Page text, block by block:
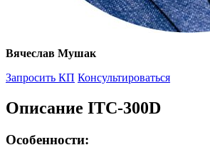
Вячеслав Мушак
Запросить КП Консультироваться
Описание ITC-300D
Особенности: